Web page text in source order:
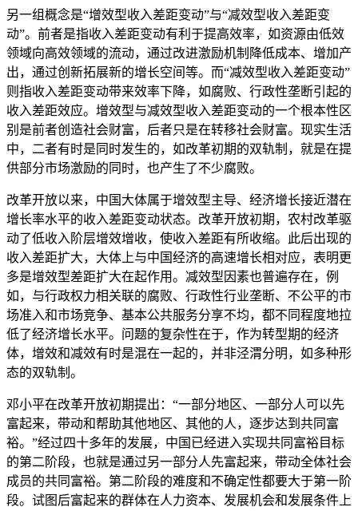
另一组概念是“增效型收入差距变动”与“减效型收入差距变
动”。前者是指收入差距变动有利于提高效率，如资源由低效
领域向高效领域的流动，通过改进激励机制降低成本、增加产
出，通过创新拓展新的增长空间等。而“减效型收入差距变动”
则指收入差距变动带来效率下降，如腐败、行政性垄断引起的
收入差距效应。增效型与减效型收入差距变动的一个根本性区
别是前者创造社会财富，后者只是在转移社会财富。现实生活
中，二者有时是同时发生的，如改革初期的双轨制，就是在提
供部分市场激励的同时，也产生了不少腐败。
改革开放以来，中国大体属于增效型主导、经济增长接近潜在
增长率水平的收入差距变动状态。改革开放初期，农村改革驱
动了低收入阶层增效增收，使收入差距有所收缩。此后出现的
收入差距扩大，大体上与中国经济的高速增长相对应，表明更
多是增效型差距扩大在起作用。减效型因素也普遍存在，例
如，与行政权力相关联的腐败、行政性行业垄断、不公平的市
场准入和市场竞争、基本公共服务分享不均，都不同程度地拉
低了经济增长水平。问题的复杂性在于，作为转型期的经济
体，增效和减效有时是混在一起的，并非泾渭分明，如多种形
态的双轨制。
邓小平在改革开放初期提出：“一部分地区、一部分人可以先
富起来，带动和帮助其他地区、其他的人，逐步达到共同富
裕。”经过四十多年的发展，中国已经进入实现共同富裕目标
的第二阶段，也就是通过另一部分人先富起来，带动全体社会
成员的共同富裕。第二阶段的难度和不确定性都要大于第一阶
段。试图后富起来的群体在人力资本、发展机会和发展条件上